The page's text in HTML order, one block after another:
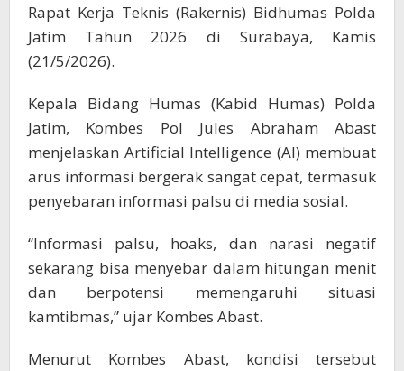
Rapat Kerja Teknis (Rakernis) Bidhumas Polda
Jatim Tahun 2026 di Surabaya, Kamis
(21/5/2026).
Kepala Bidang Humas (Kabid Humas) Polda
Jatim, Kombes Pol Jules Abraham Abast
menjelaskan Artificial Intelligence (AI) membuat
arus informasi bergerak sangat cepat, termasuk
penyebaran informasi palsu di media sosial.
“Informasi palsu, hoaks, dan narasi negatif
sekarang bisa menyebar dalam hitungan menit
dan berpotensi memengaruhi situasi
kamtibmas,” ujar Kombes Abast.
Menurut Kombes Abast, kondisi tersebut